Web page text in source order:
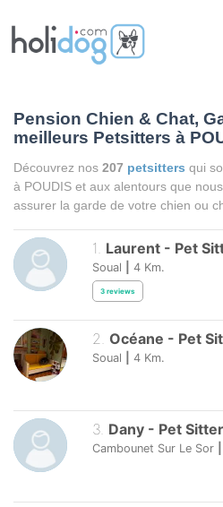
Pension Chien & Chat,
meilleurs Petsitters à
Découvrez nos 207 petsitters qui
à POUDIS et aux alentours que
assurer la garde de votre chien ou
1. Laurent - Pet
Soual 4 Km.
3 reviews
2. Océane - Pet
Soual 4 Km.
3. Dany - Pet Sitter
Cambounet Sur Le Sor